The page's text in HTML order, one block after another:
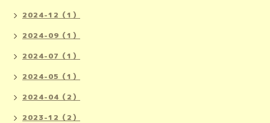
2024-12（1）
2024-09（1）
2024-07（1）
2024-05（1）
2024-04（2）
2023-12（2）